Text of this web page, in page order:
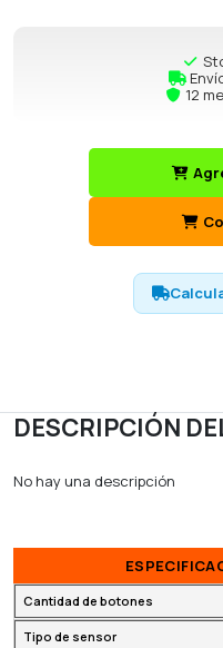
12
DESCRIPCIÓN
No hay una descripción
Cantidad de botones
Tipo de sensor